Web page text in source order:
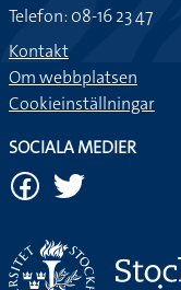
Telefon: 08-16 23 47
Kontakt
Om webbplatsen
Cookieinställningar
SOCIALA MEDIER